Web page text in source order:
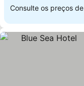
Consulte os preços de